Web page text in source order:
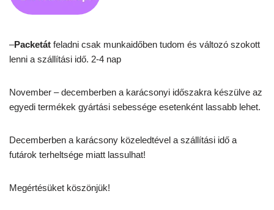
–Packetát feladni csak munkaidőben tudom és változó szokott
lenni a szállítási idő. 2-4 nap
November – decemberben a karácsonyi időszakra készülve az
egyedi termékek gyártási sebessége esetenként lassabb lehet.
Decemberben a karácsony közeledtével a szállítási idő a
futárok terheltsége miatt lassulhat!
Megértésüket köszönjük!